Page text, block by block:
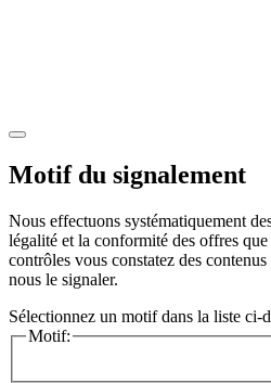
Motif du signalement
Nous effectuons systématiquement
légalité et la conformité des offres
contrôles vous constatez des
nous le signaler.
Sélectionnez un motif dans la liste ci-
Motif: